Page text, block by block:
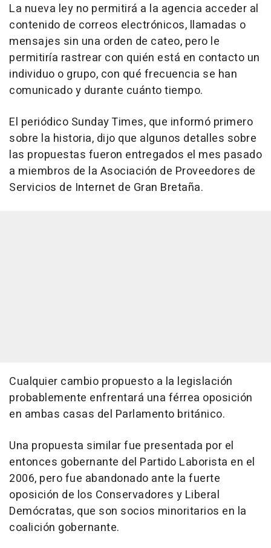
La nueva ley no permitirá a la agencia acceder al
contenido de correos electrónicos, llamadas o
mensajes sin una orden de cateo, pero le
permitiría rastrear con quién está en contacto un
individuo o grupo, con qué frecuencia se han
comunicado y durante cuánto tiempo.
El periódico Sunday Times, que informó primero
sobre la historia, dijo que algunos detalles sobre
las propuestas fueron entregados el mes pasado
a miembros de la Asociación de Proveedores de
Servicios de Internet de Gran Bretaña.
Cualquier cambio propuesto a la legislación
probablemente enfrentará una férrea oposición
en ambas casas del Parlamento británico.
Una propuesta similar fue presentada por el
entonces gobernante del Partido Laborista en el
2006, pero fue abandonado ante la fuerte
oposición de los Conservadores y Liberal
Demócratas, que son socios minoritarios en la
coalición gobernante.